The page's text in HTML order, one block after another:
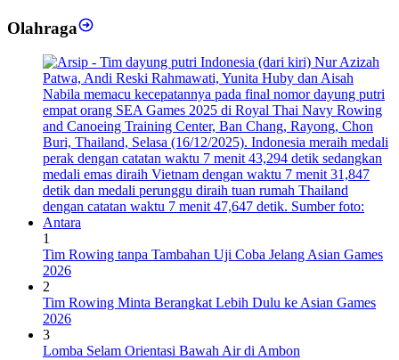
Olahraga
1
Tim Rowing tanpa Tambahan Uji Coba Jelang Asian Games
2026
2
Tim Rowing Minta Berangkat Lebih Dulu ke Asian Games
2026
3
Lomba Selam Orientasi Bawah Air di Ambon